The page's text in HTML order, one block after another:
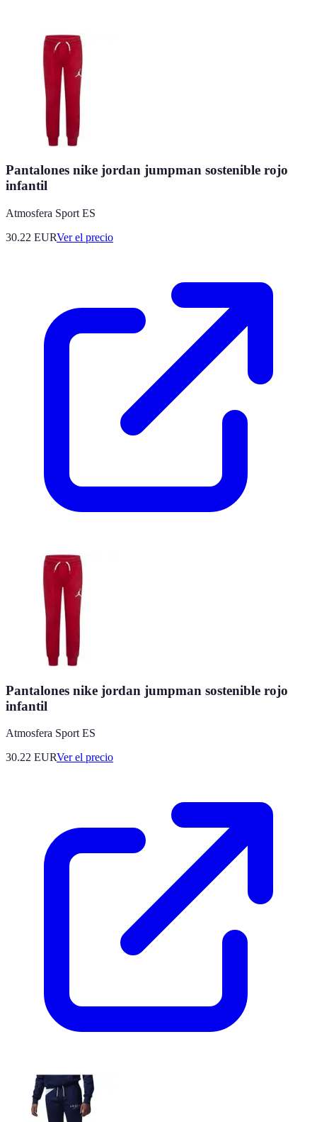
Pantalones nike jordan jumpman sostenible rojo
infantil
Atmosfera Sport ES
30.22 EURVer el precio
Pantalones nike jordan jumpman sostenible rojo
infantil
Atmosfera Sport ES
30.22 EURVer el precio